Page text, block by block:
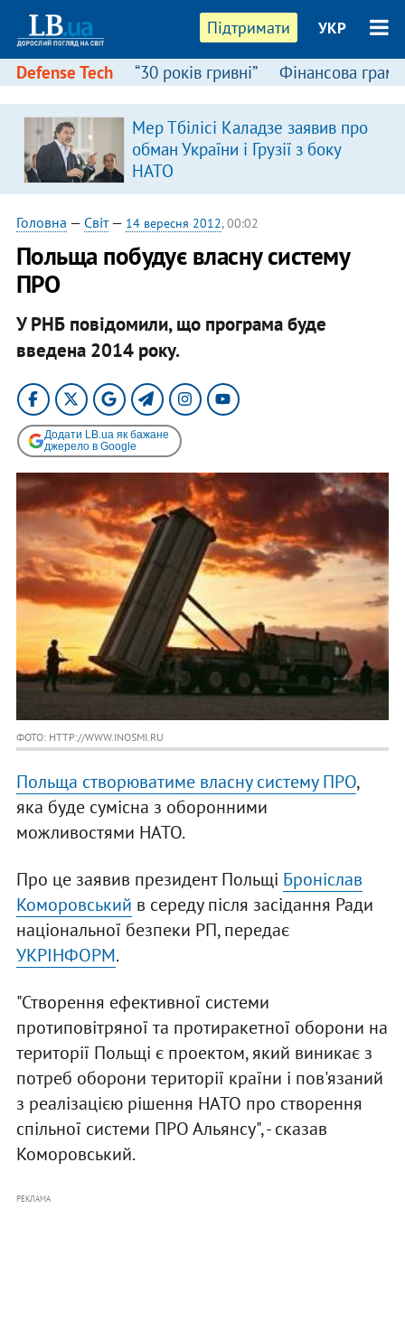
Підтримати УКР
Defense Tech “30 років гривні” Фінансова
Мер Тбілісі Каладзе заявив про
обман України і Грузії з боку
НАТО
Головна — Світ— 14 вересня 2012, 00:02
Польща побудує власну систему
ПРО
У РНБ повідомили, що програма буде
введена 2014 року.
Додати LB.ua як бажане
джерело в Google
ФОТО: HTTP://WWW.INOSMI.RU
Польща створюватиме власну систему ПРО,
яка буде сумісна з оборонними
можливостями НАТО.
Про це заявив президент Польщі Броніслав
Коморовський в середу після засідання Ради
національної безпеки РП, передає
УКРІНФОРМ.
"Створення ефективної системи
протиповітряної та протиракетної оборони на
території Польщі є проектом, який виникає з
потреб оборони території країни і пов'язаний
з реалізацією рішення НАТО про створення
спільної системи ПРО Альянсу", - сказав
Коморовський.
РЕКЛАМА